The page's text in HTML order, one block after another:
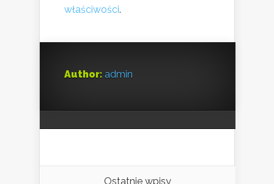
właściwości.
Author: admin
Ostatnie wpisy